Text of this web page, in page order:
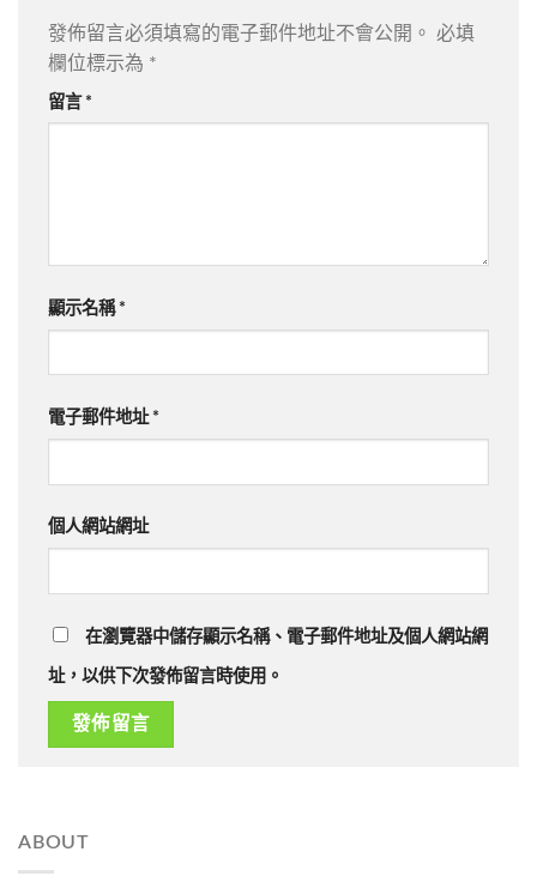
發佈留言必須填寫的電子郵件地址不會公開。
必填
欄位標示為 *
留言 *
顯示名稱 *
電子郵件地址 *
個人網站網址
在瀏覽器中儲存顯示名稱、電子郵件地址及個人網站網
址，以供下次發佈留言時使用。
ABOUT